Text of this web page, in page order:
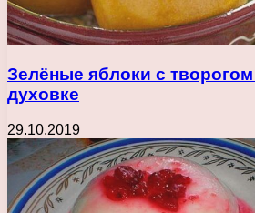
Зелёные яблоки с
духовке
29.10.2019